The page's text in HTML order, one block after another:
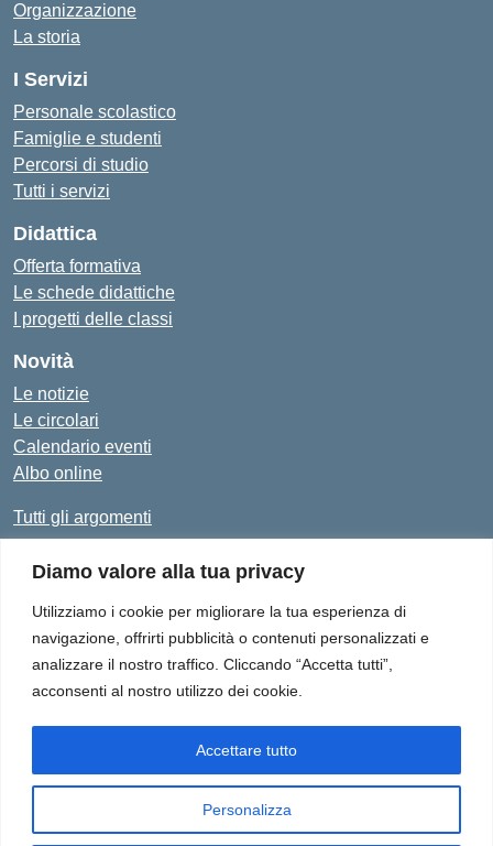
Diamo valore alla tua privacy
Utilizziamo i cookie per migliorare la tua esperienza di
navigazione, offrirti pubblicità o contenuti personalizzati e
analizzare il nostro traffico. Cliccando “Accetta tutti”,
acconsenti al nostro utilizzo dei cookie.
Personalizza
Accettare tutto
Organizzazione
La storia
I Servizi
Personale scolastico
Famiglie e studenti
Percorsi di studio
Tutti i servizi
Didattica
Offerta formativa
Le schede didattiche
I progetti delle classi
Novità
Le notizie
Le circolari
Calendario eventi
Albo online
Tutti gli argomenti
Amministrazione TrasparenteAlbo Online
Dichiarazione di accessibilità
Istituto Comprensivo "Don Enrico Smaldone" - Via Europa 1,
SAIC8BN00Q@pec.istruzione.it